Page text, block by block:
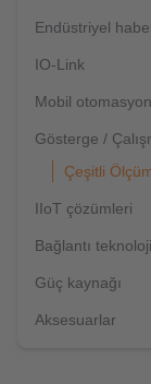
Endüstriyel
IO-Link
Mobil otomasyon
Gösterge /
Çeşitli
IIoT çözümleri
Bağlantı
Güç kaynağı
Aksesuarlar